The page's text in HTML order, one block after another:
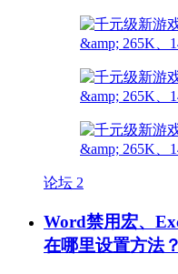
论坛 2
Word禁用宏、
在哪里设置方法？